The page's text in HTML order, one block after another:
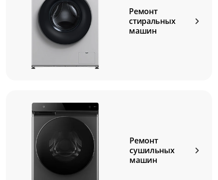
Ремонт
стиральных
машин
Ремонт
сушильных
машин